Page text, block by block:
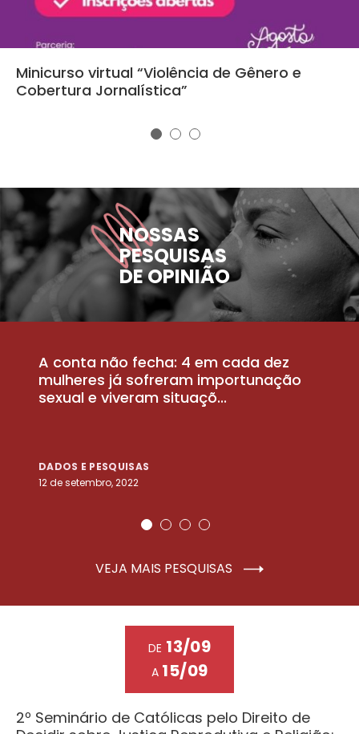
Minicurso virtual “Violência de Gênero e
Cobertura Jornalística”
NOSSAS
PESQUISAS
DE OPINIÃO
A conta não fecha: 4 em cada dez
mulheres já sofreram importunação
sexual e viveram situaçõ...
DADOS E PESQUISAS
12 de setembro, 2022
VEJA MAIS PESQUISAS
DE 13/09
A 15/09
2º Seminário de Católicas pelo Direito de